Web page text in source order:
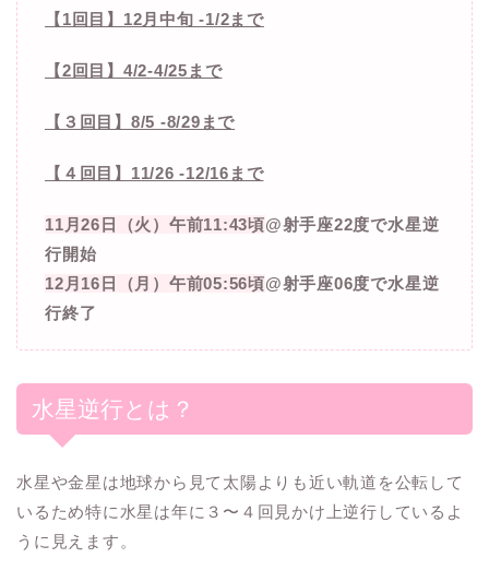
【1回目】12月中旬 -1/2まで
【2回目】4/2-4/25まで
【３回目】8/5 -8/29まで
【４回目】11/26 -12/16まで
11月26日（火）午前11:43頃@射手座22度で水星逆
行開始
12月16日（月）午前05:56頃@射手座06度で水星逆
行終了
水星逆行とは？
水星や金星は地球から見て太陽よりも近い軌道を公転して
いるため特に水星は年に３〜４回見かけ上逆行しているよ
うに見えます。